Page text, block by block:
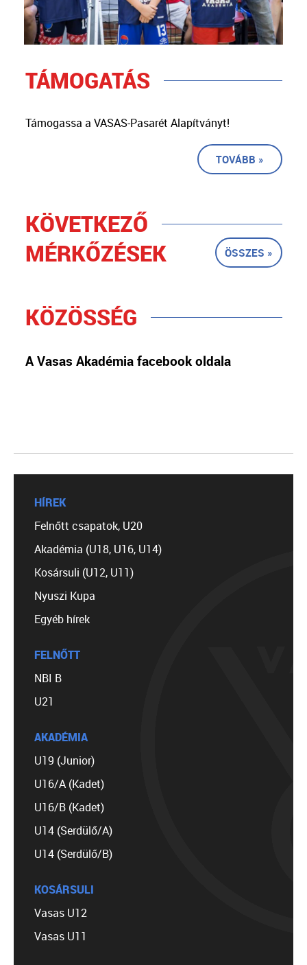
TÁMOGATÁS
Támogassa a VASAS-Pasarét Alapítványt!
TOVÁBB »
KÖVETKEZŐ
MÉRKŐZÉSEK
ÖSSZES »
KÖZÖSSÉG
A Vasas Akadémia facebook oldala
HÍREK
Felnőtt csapatok, U20
Akadémia (U18, U16, U14)
Kosársuli (U12, U11)
Nyuszi Kupa
Egyéb hírek
FELNŐTT
NBI B
U21
AKADÉMIA
U19 (Junior)
U16/A (Kadet)
U16/B (Kadet)
U14 (Serdülő/A)
U14 (Serdülő/B)
KOSÁRSULI
Vasas U12
Vasas U11